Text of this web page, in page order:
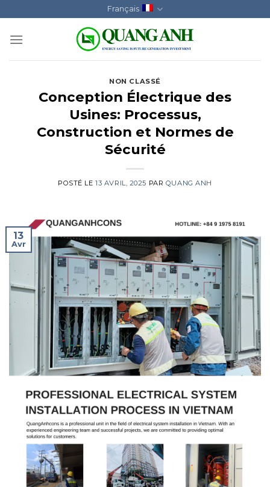
to
content
Français
NON CLASSÉ
Conception Électrique des
Usines: Processus,
Construction et Normes de
Sécurité
POSTÉ LE13 AVRIL, 2025 PAR QUANG ANH
13
Avr